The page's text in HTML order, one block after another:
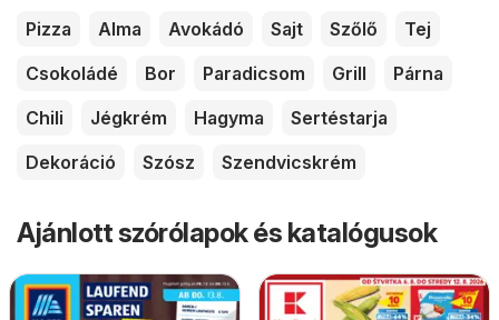
Pizza Alma Avokádó Sajt Szőlő
Tej
Csokoládé
Bor Paradicsom Grill
Párna
Chili
Jégkrém Hagyma
Sertéstarja
Dekoráció
Szósz Szendvicskrém
Ajánlott szórólapok és katalógusok